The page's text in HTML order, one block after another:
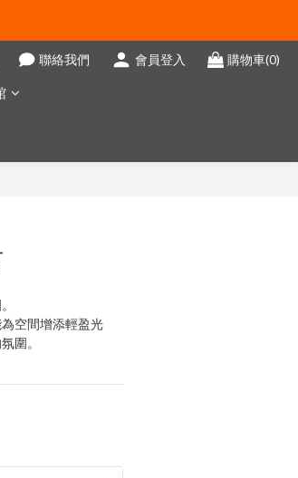
聯絡我們 會員登入 購物車(0)
空間增添輕盈光
圍。